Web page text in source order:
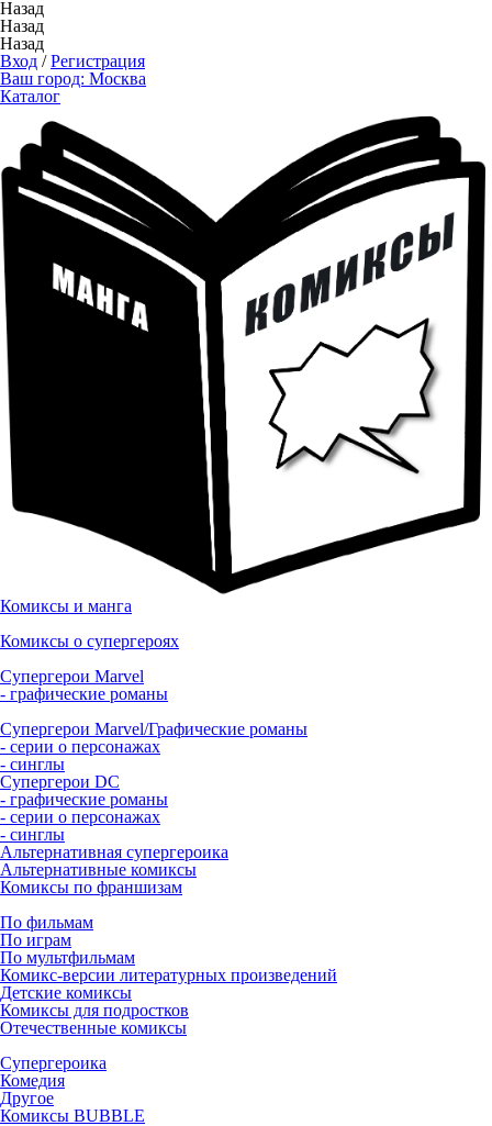
Назад
Назад
Назад
Вход /Регистрация
Ваш город: Москва
Каталог
Комиксы и манга
Комиксы о супергероях
Супергерои Marvel
- графические романы
Супергерои Marvel/Графические романы
- серии о персонажах
- синглы
Супергерои DC
- графические романы
- серии о персонажах
- синглы
Альтернативная супергероика
Альтернативные комиксы
Комиксы по франшизам
По фильмам
По играм
По мультфильмам
Комикс-версии литературных произведений
Детские комиксы
Комиксы для подростков
Отечественные комиксы
Супергероика
Комедия
Другое
Комиксы BUBBLE